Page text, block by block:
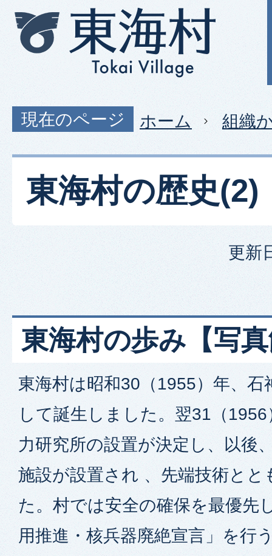
現在のページ ホーム 組織
東海村の歴史(2)
更新
東海村の歩み【写
東海村は昭和30（1955）年、石
して誕生しました。翌31（
力研究所の設置が決定し、以後
施設が設置され 、先端技術と
た。村では安全の確保を最優先
用推進・核兵器廃絶宣言」を行